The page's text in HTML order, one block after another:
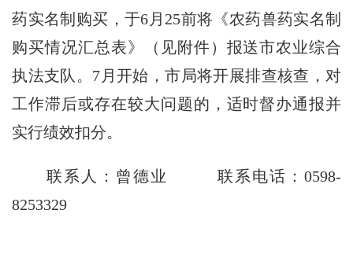
药实名制购买，于6 月 25前将《农药兽药实名制
购买情况汇总表》（见附件）报送市农业综合
执法支队。 7 月开始，市局将开展排查核查，对
工作滞后或存在较大问题的，适时督办通报并
实行绩效扣分。
联系人：曾德业 联系电话：0598-
8253329